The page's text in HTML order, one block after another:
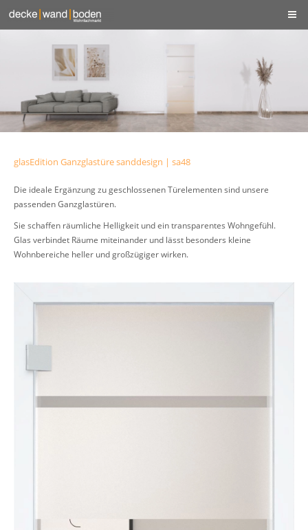
glasEdition Ganzglastüre sanddesign | sa48
Die ideale Ergänzung zu geschlossenen Türelementen sind unsere
passenden Ganzglastüren.
Sie schaffen räumliche Helligkeit und ein transparentes Wohngefühl.
Glas verbindet Räume miteinander und lässt besonders kleine
Wohnbereiche heller und großzügiger wirken.